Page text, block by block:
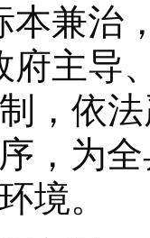
治，
府主导
，依
，为
境。